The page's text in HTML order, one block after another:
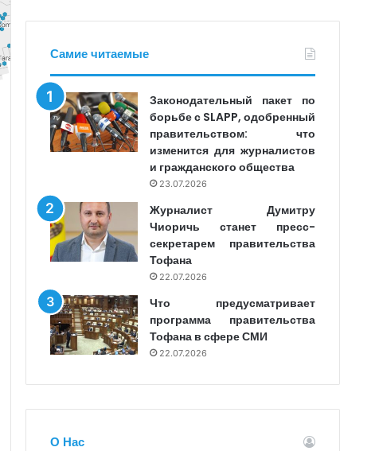
Самие читаемые
Законодательный пакет по
борьбе с SLAPP, одобренный
правительством: что
изменится для журналистов
и гражданского общества
23.07.2026
Журналист Думитру
Чиоричь станет пресс-
секретарем правительства
Тофана
22.07.2026
Что предусматривает
программа правительства
Тофана в сфере СМИ
22.07.2026
О Нас